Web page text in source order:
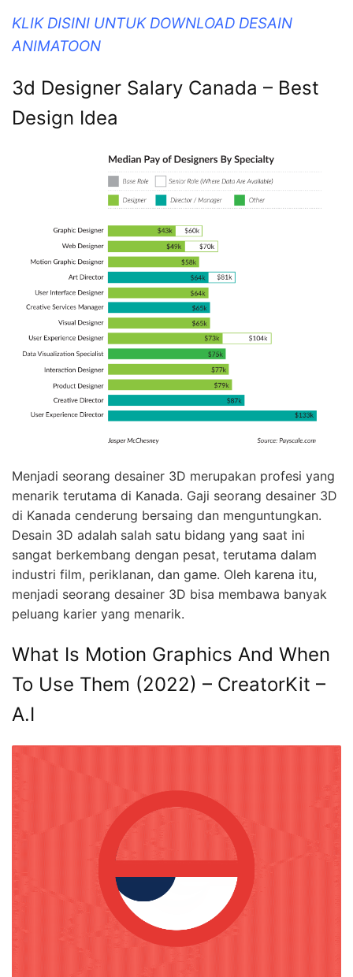
KLIK DISINI UNTUK DOWNLOAD DESAIN
ANIMATOON
3d Designer Salary Canada – Best
Design Idea
Menjadi seorang desainer 3D merupakan profesi yang
menarik terutama di Kanada. Gaji seorang desainer 3D
di Kanada cenderung bersaing dan menguntungkan.
Desain 3D adalah salah satu bidang yang saat ini
sangat berkembang dengan pesat, terutama dalam
industri film, periklanan, dan game. Oleh karena itu,
menjadi seorang desainer 3D bisa membawa banyak
peluang karier yang menarik.
What Is Motion Graphics And When
To Use Them (2022) – CreatorKit –
A.I